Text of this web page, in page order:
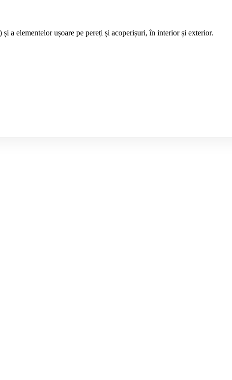
a elementelor ușoare pe pereți și acoperișuri, în interior și exterior.